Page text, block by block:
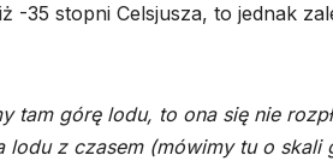
-35 stopni Celsjusza, to jednak
tam górę lodu, to ona się nie
lodu z czasem (mówimy tu o skali